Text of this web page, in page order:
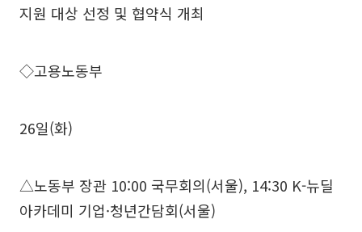
지원 대상 선정 및 협약식 개최
◇고용노동부
26일(화)
△노동부 장관 10:00 국무회의(서울), 14:30 K-뉴딜
아카데미 기업·청년간담회(서울)